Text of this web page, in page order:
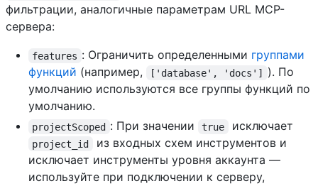
фильтрации, аналогичные параметрам URL MCP-
сервера:
features : Ограничить определенными группами
функций (например, ['database', 'docs'] ). По
умолчанию используются все группы функций по
умолчанию.
projectScoped : При значении true исключает
project_id
из входных схем инструментов и
исключает инструменты уровня аккаунта —
используйте при подключении к серверу,